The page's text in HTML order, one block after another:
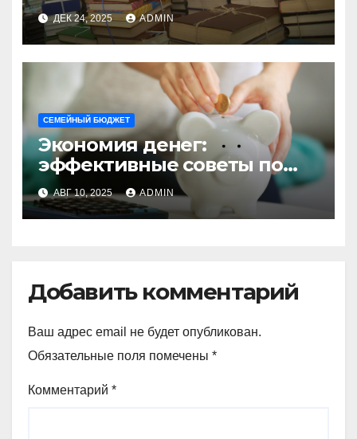
ДЕК 24, 2025 ADMIN
СЕМЕЙНЫЙ БЮДЖЕТ
Экономия денег:
эффективные советы по
сокращению личных
расходов
АВГ 10, 2025 ADMIN
Добавить комментарий
Ваш адрес email не будет опубликован.
Обязательные поля помечены *
Комментарий *